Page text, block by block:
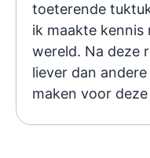
toeterende
ik maakte kennis
wereld. Na deze
liever dan
maken voor